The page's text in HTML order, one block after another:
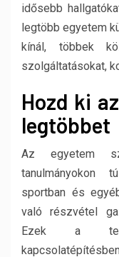
idősebb
legtöbb egyetem
kínál, többek
szolgáltatásokat,
Hozd ki
legtöbbet
Az egyetem
tanulmányokon
sportban és
való részvétel
Ezek a